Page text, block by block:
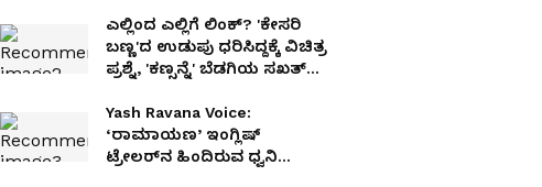
ಎಲ್ಲಿಂದ ಎಲ್ಲಿಗೆ ಲಿಂಕ್? 'ಕೇಸರಿ
ಬಣ್ಣ'ದ ಉಡುಪು ಧರಿಸಿದ್ದಕ್ಕೆ ವಿಚಿತ್ರ
ಪ್ರಶ್ನೆ, 'ಕಣ್ಸನ್ನೆ' ಬೆಡಗಿಯ ಸಖತ್
Yash Ravana Voice:
‘ರಾಮಾಯಣ’ ಇಂಗ್ಲಿಷ್
ಟ್ರೇಲರ್‌ನ ಹಿಂದಿರುವ ಧ್ವನಿ